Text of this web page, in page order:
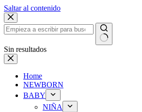
Saltar al contenido
Sin resultados
Home
NEWBORN
BABY
NIÑA